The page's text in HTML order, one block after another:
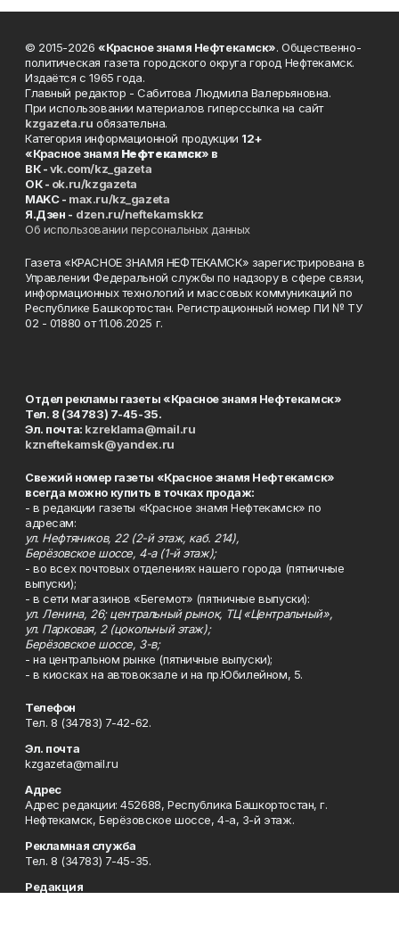
© 2015-2026 «Красное знамя Нефтекамск». Общественно-
политическая газета городского округа город Нефтекамск.
Издаётся с 1965 года.
Главный редактор - Сабитова Людмила Валерьяновна.
При использовании материалов гиперссылка на сайт
kzgazeta.ru обязательна.
Категория информационной продукции 12+
«Красное знамя Нефтекамск» в
ВК -vk.com/kz_gazeta
ОК - ok.ru/kzgazeta
MAKC - max.ru/kz_gazeta
Я.Дзен - dzen.ru/neftekamskkz
Об использовании персональных данных
Газета «КРАСНОЕ ЗНАМЯ НЕФТЕКАМСК» зарегистрирована в
Управлении Федеральной службы по надзору в сфере связи,
информационных технологий и массовых коммуникаций по
Республике Башкортостан. Регистрационный номер ПИ № ТУ
02 - 01880 от 11.06.2025 г.
Отдел рекламы газеты «Красное знамя Нефтекамск»
Тел. 8 (34783) 7-45-35.
Эл. почта: kzreklama@mail.ru
kzneftekamsk@yandex.ru
Свежий номер газеты «Красное знамя Нефтекамск»
всегда можно купить в точках продаж:
- в редакции газеты «Красное знамя Нефтекамск» по
адресам:
ул. Нефтяников, 22 (2-й этаж, каб. 214),
Берёзовское шоссе, 4-а (1-й этаж);
- во всех почтовых отделениях нашего города (пятничные
выпуски);
- в сети магазинов «Бегемот» (пятничные выпуски):
ул. Ленина, 26; центральный рынок, ТЦ «Центральный»,
ул. Парковая, 2 (цокольный этаж);
Берёзовское шоссе, 3-в;
- на центральном рынке (пятничные выпуски);
- в киосках на автовокзале и на пр.Юбилейном, 5.
Телефон
Тел. 8 (34783) 7-42-62.
Эл. почта
kzgazeta@mail.ru
Адрес
Адрес редакции: 452688, Республика Башкортостан, г.
Нефтекамск, Берёзовское шоссе, 4-а, 3-й этаж.
Рекламная служба
Тел. 8 (34783) 7-45-35.
Редакция